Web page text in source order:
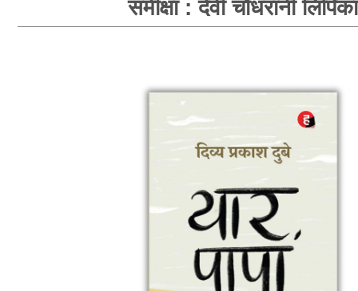
समीक्षा : देवी चौधरानी लिपिका